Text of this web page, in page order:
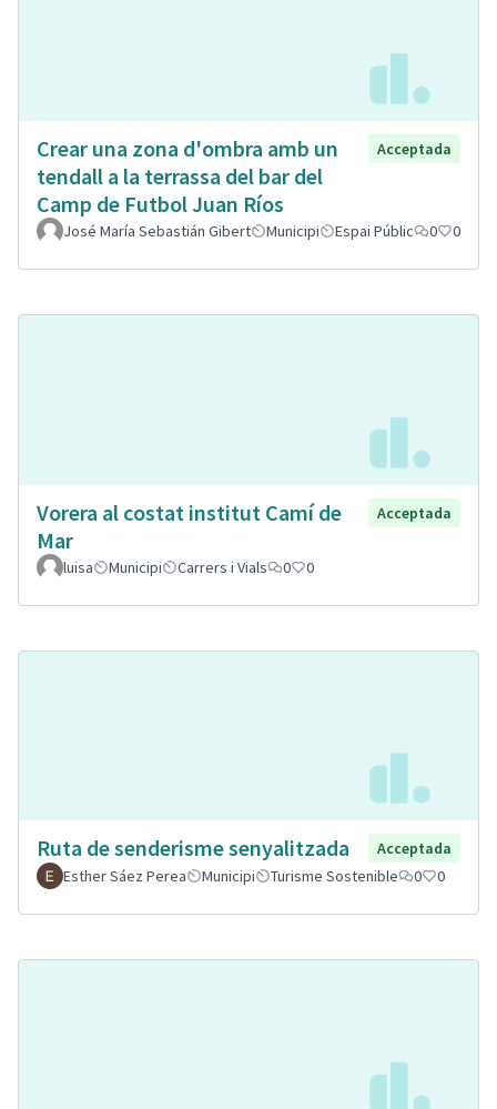
Crear una zona d'ombra amb un
tendall a la terrassa del bar del
Camp de Futbol Juan Ríos
Acceptada
José María Sebastián Gibert Municipi Espai Públic 0 0
Vorera al costat institut Camí de
Mar
Acceptada
luisa Municipi Carrers i Vials 0 0
Ruta de senderisme senyalitzada
Acceptada
Esther Sáez Perea
Municipi Turisme Sostenible 0 0